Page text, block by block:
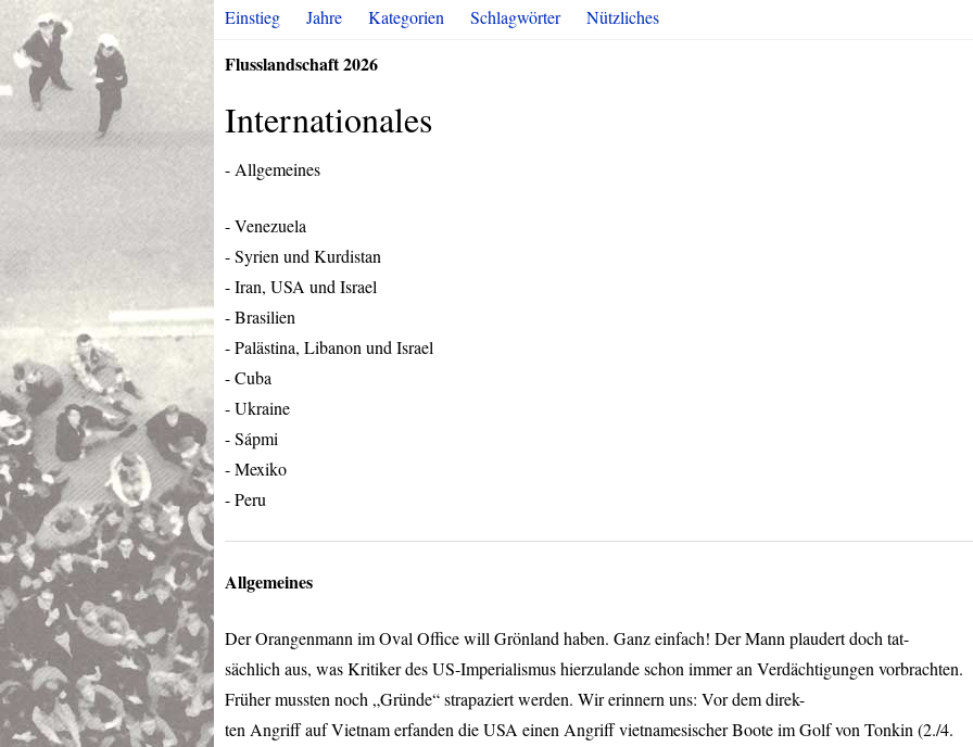
Einstieg Jahre Kategorien Schlagwörter Nützliches
Flusslandschaft 2026
Internationales
- Allgemeines
- Venezuela
- Syrien und Kurdistan
- Iran, USA und Israel
- Brasilien
- Palästina, Libanon und Israel
- Cuba
- Ukraine
- Sápmi
- Mexiko
- Peru
Allgemeines
Der Orangenmann im Oval Office will Grönland haben. Ganz einfach! Der Mann plaudert doch tat-
sächlich aus, was Kritiker des US-Imperialismus hierzulande schon immer an Verdächtigungen vorbrachten.
Früher mussten noch „Gründe“ strapaziert werden. Wir erinnern uns: Vor dem direk-
ten Angriff auf Vietnam erfanden dieUSA einen Angriff vietnamesischer Boote im Golf von Tonkin (2./4.